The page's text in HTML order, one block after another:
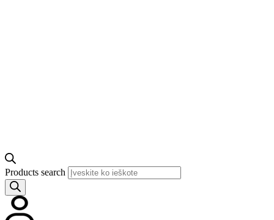
Products search